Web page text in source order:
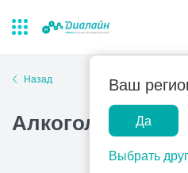
Ваш
Да
Выбрать
Лаборатории
Центр
на
Закрыть поиск
Популярные запросы
Прием гинеколога
Назад
Алкогольная